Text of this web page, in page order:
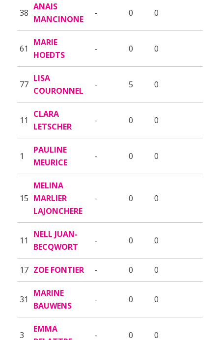
38
ANAIS
MANCINONE
- 0 0
61
MARIE
HOEDTS
- 0 0
77
LISA
COURONNEL
- 5 0
11
CLARA
LETSCHER
- 0 0
1
PAULINE
MEURICE
- 0 0
15
MELINA
MARLIER
LAJONCHERE
- 0 0
11
NELL JUAN-
BECQWORT
- 0 0
17 ZOE FONTIER - 0 0
31
MARINE
BAUWENS
- 0 0
3
EMMA
- 0 0